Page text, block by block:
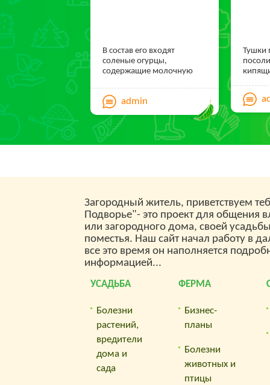
В состав его входят
соленые огурцы,
содержащие молочную
того, как картофель будет
Рассольник можно
приготовить на мясном,
курином бульоне или на
admin
Тушки
Загородный житель, приветствуем
Подворье"- это проект для общения
или загородного дома, своей
поместья. Наш сайт начал работу в
все это время он наполняется
информацией...
УСАДЬБА
Болезни
растений,
вредители
дома и
сада
ФЕРМА
Бизнес-
планы
Болезни
животных и
птицы